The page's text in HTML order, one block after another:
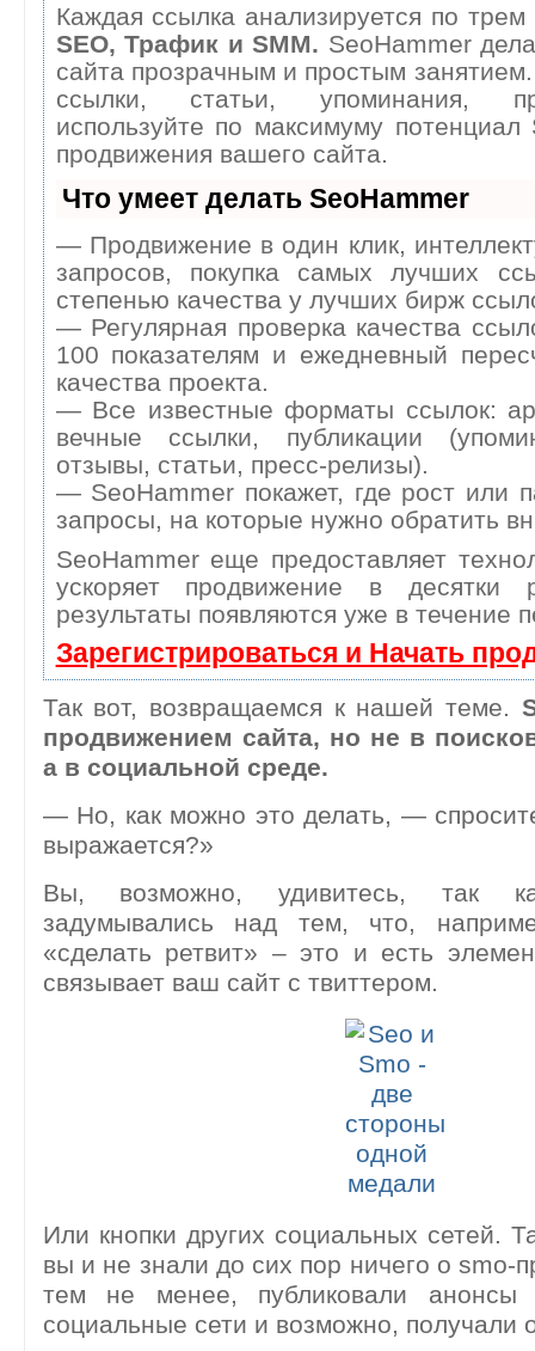
Каждая ссылка анализируется по трем
SEO, Трафик и SMM. SeoHammer
сайта прозрачным и простым
ссылки, статьи, упоминания,
используйте по максимуму потенциал
продвижения вашего сайта.
Что умеет делать SeoHammer
— Продвижение в один клик,
запросов, покупка самых лучших
степенью качества у лучших бирж
— Регулярная проверка качества
100 показателям и ежедневный
качества проекта.
— Все известные форматы ссылок:
вечные ссылки, публикации
отзывы, статьи, пресс-релизы).
— SeoHammer покажет, где рост или
запросы, на которые нужно обратить
SeoHammer еще предоставляет
ускоряет продвижение в
результаты появляются уже в течение
Зарегистрироваться и Начать
Так вот, возвращаемся к нашей теме.
продвижением сайта, но не в
а в социальной среде.
— Но, как можно это делать, —
выражается?»
Вы, возможно, удивитесь, так
задумывались над тем, что,
«cделать ретвит» – это и есть
связывает ваш сайт с твиттером.
Или кнопки других социальных сетей.
вы и не знали до сих пор ничего о smo-
тем не менее, публиковали анонсы
социальные сети и возможно, получали